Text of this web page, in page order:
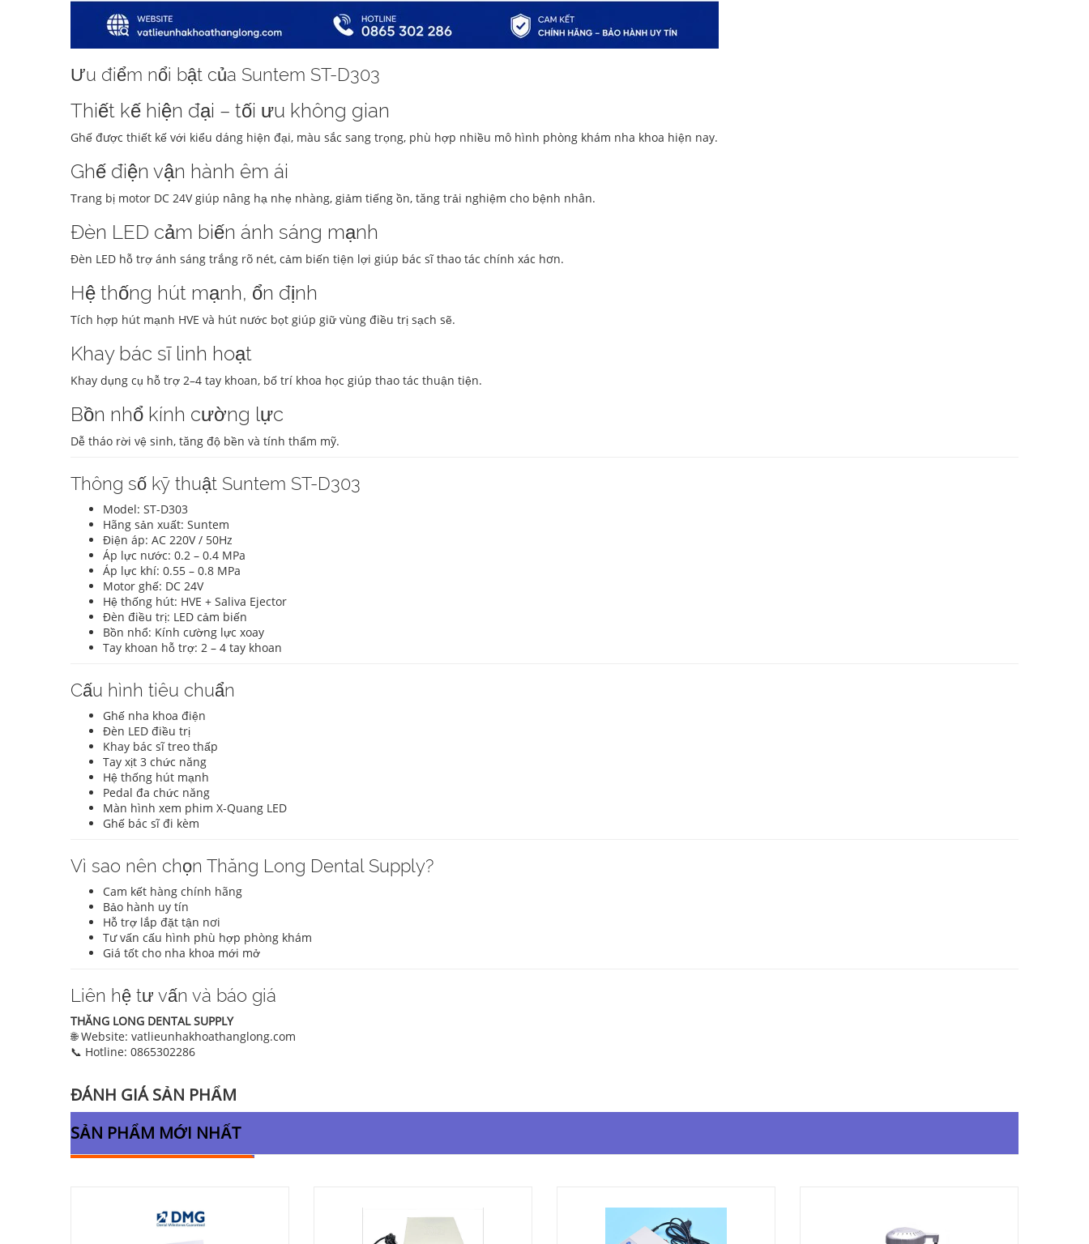
Ưu điểm nổi bật của Suntem ST-D303
Thiết kế hiện đại – tối ưu không gian
Ghế được thiết kế với kiểu dáng hiện đại, màu sắc sang trọng, phù hợp nhiều mô hình phòng khám nha khoa hiện nay.
Ghế điện vận hành êm ái
Trang bị motor DC 24V giúp nâng hạ nhẹ nhàng, giảm tiếng ồn, tăng trải nghiệm cho bệnh nhân.
Đèn LED cảm biến ánh sáng mạnh
Đèn LED hỗ trợ ánh sáng trắng rõ nét, cảm biến tiện lợi giúp bác sĩ thao tác chính xác hơn.
Hệ thống hút mạnh, ổn định
Tích hợp hút mạnh HVE và hút nước bọt giúp giữ vùng điều trị sạch sẽ.
Khay bác sĩ linh hoạt
Khay dụng cụ hỗ trợ 2–4 tay khoan, bố trí khoa học giúp thao tác thuận tiện.
Bồn nhổ kính cường lực
Dễ tháo rời vệ sinh, tăng độ bền và tính thẩm mỹ.
Thông số kỹ thuật Suntem ST-D303
Model: ST-D303
Hãng sản xuất: Suntem
Điện áp: AC 220V / 50Hz
Áp lực nước: 0.2 – 0.4 MPa
Áp lực khí: 0.55 – 0.8 MPa
Motor ghế: DC 24V
Hệ thống hút: HVE + Saliva Ejector
Đèn điều trị: LED cảm biến
Bồn nhổ: Kính cường lực xoay
Tay khoan hỗ trợ: 2 – 4 tay khoan
Cấu hình tiêu chuẩn
Ghế nha khoa điện
Đèn LED điều trị
Khay bác sĩ treo thấp
Tay xịt 3 chức năng
Hệ thống hút mạnh
Pedal đa chức năng
Màn hình xem phim X-Quang LED
Ghế bác sĩ đi kèm
Vì sao nên chọn Thăng Long Dental Supply?
Cam kết hàng chính hãng
Bảo hành uy tín
Hỗ trợ lắp đặt tận nơi
Tư vấn cấu hình phù hợp phòng khám
Giá tốt cho nha khoa mới mở
Liên hệ tư vấn và báo giá
THĂNG LONG DENTAL SUPPLY
🌐 Website: vatlieunhakhoathanglong.com
📞 Hotline: 0865302286
ĐÁNH GIÁ SẢN PHẨM
SẢN PHẨM MỚI NHẤT